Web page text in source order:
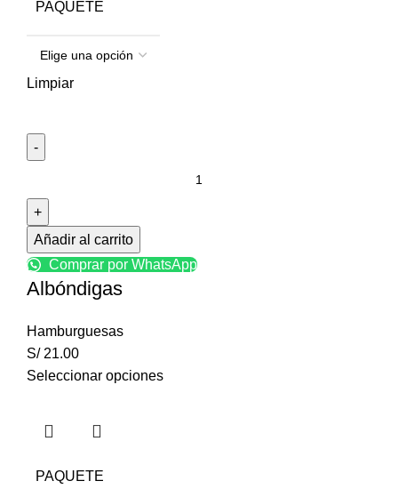
PAQUETE
Limpiar
Añadir al carrito
Comprar por WhatsApp
Albóndigas
Hamburguesas
S/21.00
Seleccionar opciones
PAQUETE